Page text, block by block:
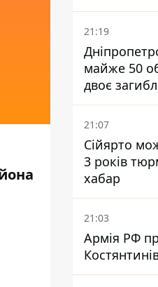
21:19
майже 50
двоє
21:07
Сійярто
3 років
хабар
21:03
Армія РФ